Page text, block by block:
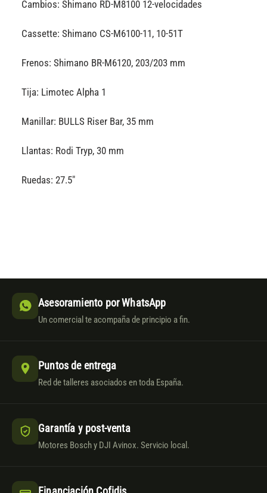
Cambios: Shimano RD-M8100 12-velocidades
Cassette: Shimano CS-M6100-11, 10-51T
Frenos: Shimano BR-M6120, 203/203 mm
Tija: Limotec Alpha 1
Manillar: BULLS Riser Bar, 35 mm
Llantas: Rodi Tryp, 30 mm
Ruedas: 27.5″
Asesoramiento por WhatsApp
Un comercial te acompaña de principio a fin.
Puntos de entrega
Red de talleres asociados en toda España.
Garantía y post-venta
Motores Bosch y DJI Avinox. Servicio local.